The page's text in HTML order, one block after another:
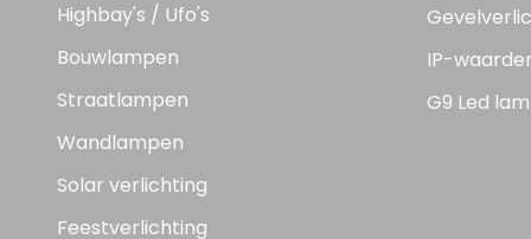
Highbay's / Ufo's
Bouwlampen
Straatlampen
Wandlampen
Solar verlichting
Feestverlichting
IP-
G9 Led